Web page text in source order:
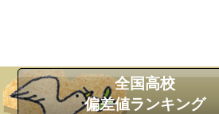
全国高校
偏差値ランキング